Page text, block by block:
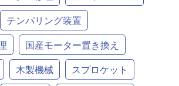
テンパリング装置
国産モーター置き換え
木製機械
スプロケット